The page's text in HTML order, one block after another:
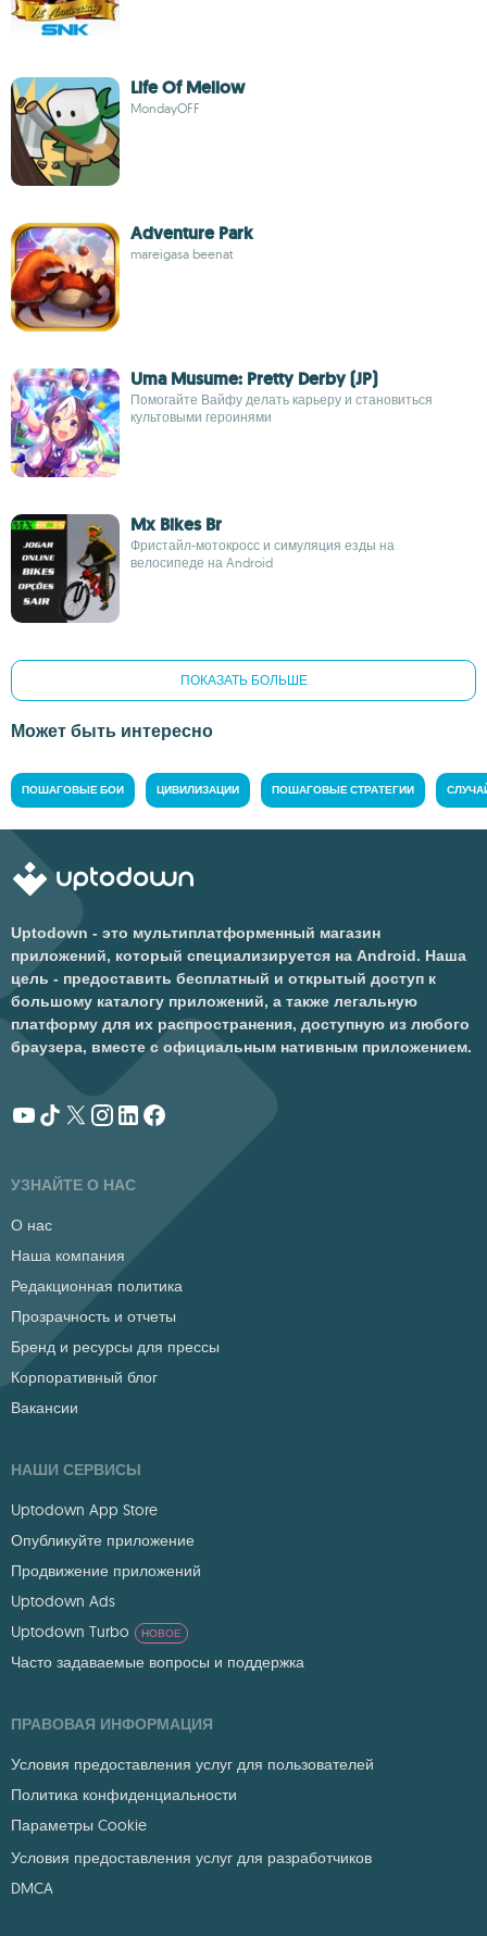
Life Of Mellow
MondayOFF
Adventure Park
mareigasa beenat
Uma Musume: Pretty Derby (JP)
Помогайте Вайфу делать карьеру и становиться
культовыми героинями
Mx Bikes Br
Фристайл-мотокросс и симуляция езды на
велосипеде на Android
ПОКАЗАТЬ БОЛЬШЕ
Может быть интересно
ПОШАГОВЫЕ БОИ ЦИВИЛИЗАЦИИ ПОШАГОВЫЕ СТРАТЕГИИ
Uptodown - это мультиплатформенный магазин
приложений, который специализируется на Android. Наша
цель - предоставить бесплатный и открытый доступ к
большому каталогу приложений, а также легальную
платформу для их распространения, доступную из любого
браузера, вместе с официальным нативным приложением.
УЗНАЙТЕ О НАС
О нас
Наша компания
Редакционная политика
Прозрачность и отчеты
Бренд и ресурсы для прессы
Корпоративный блог
Вакансии
НАШИ СЕРВИСЫ
Uptodown App Store
Опубликуйте приложение
Продвижение приложений
Uptodown Ads
Uptodown Turbo
НОВОЕ
Часто задаваемые вопросы и поддержка
ПРАВОВАЯ ИНФОРМАЦИЯ
Условия предоставления услуг для пользователей
Политика конфиденциальности
Параметры Cookie
Условия предоставления услуг для разработчиков
DMCA